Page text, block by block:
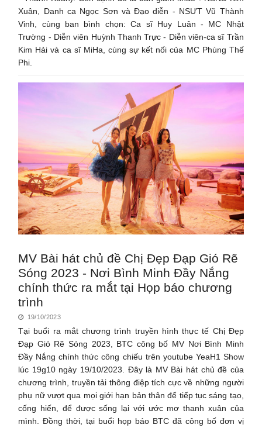
Xuân, Danh ca Ngọc Sơn và Đạo diễn - NSƯT Vũ Thành
Vinh, cùng ban bình chọn: Ca sĩ Huy Luân - MC Nhật
Trường - Diễn viên Huỳnh Thanh Trực - Diễn viên-ca sĩ Trần
Kim Hải và ca sĩ MiHa, cùng sự kết nối của MC Phùng Thế
Phi.
MV Bài hát chủ đề Chị Đẹp Đạp Gió Rẽ
Sóng 2023 - Nơi Bình Minh Đầy Nắng
chính thức ra mắt tại Họp báo chương
trình
19/10/2023
Tại buổi ra mắt chương trình truyền hình thực tế Chị Đẹp
Đạp Gió Rẽ Sóng 2023, BTC công bố MV Nơi Bình Minh
Đầy Nắng chính thức công chiếu trên youtube YeaH1 Show
lúc 19g10 ngày 19/10/2023. Đây là MV Bài hát chủ đề của
chương trình, truyền tải thông điệp tích cực về những người
phụ nữ vượt qua mọi giới hạn bản thân để tiếp tục sáng tạo,
cống hiến, để được sống lại với ước mơ thanh xuân của
mình. Đồng thời, tại buổi họp báo BTC đã công bố đơn vị